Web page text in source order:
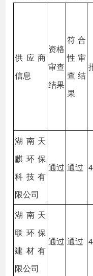
供应商
信息
资格
审查
结果
符合
性审
查结
果
湖南天
麒环保
科技有
限公司
通过 通过
湖南天
联环保
建材有
限公司
通过 通过